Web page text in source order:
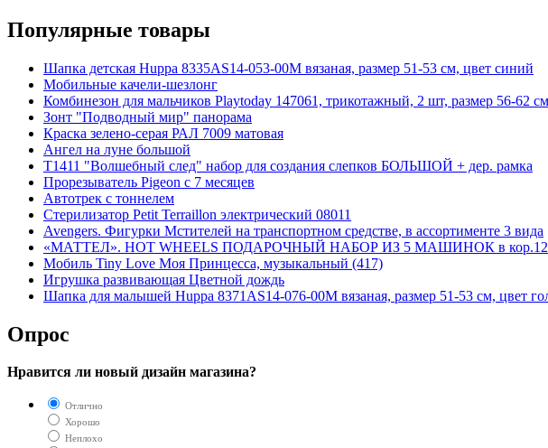
Популярные товары
Шапка детская Huppa 8335AS14-053-00M вязаная, размер 51-53 см, цвет синий
Мобильные качели-шезлонг
Комбинезон для мальчиков Playtoday 147061, трикотажный, 2 шт, размер 56-62
Зонт "Подводный мир" панорама
Краска зелено-серая РАЛ 7009 матовая
Ангел на луне большой
T1411 "Волшебный след" набор для создания слепков БОЛЬШОЙ + дер. рамка
Прорезыватель Pigeon с 7 месяцев
Автотрек с тоннелем
Стерилизатор Petit Terraillon электрический 08011
Avengers. Фигурки Мстителей на транспортном средстве, в ассортименте 3 вида
«МАТТЕЛ». HOT WHEELS ПОДАРОЧНЫЙ НАБОР ИЗ 5 МАШИНОК в
Мобиль Tiny Love Моя Принцесса, музыкальный (417)
Игрушка развивающая Цветной дождь
Шапка для малышей Huppa 8371AS14-076-00M вязаная, размер 51-53 см, цвет
Опрос
Нравится ли новый дизайн магазина?
Отлично
Хорошо
Неплохо